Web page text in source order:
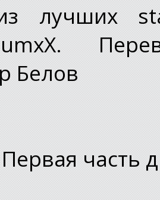
лучших
Белов
часть